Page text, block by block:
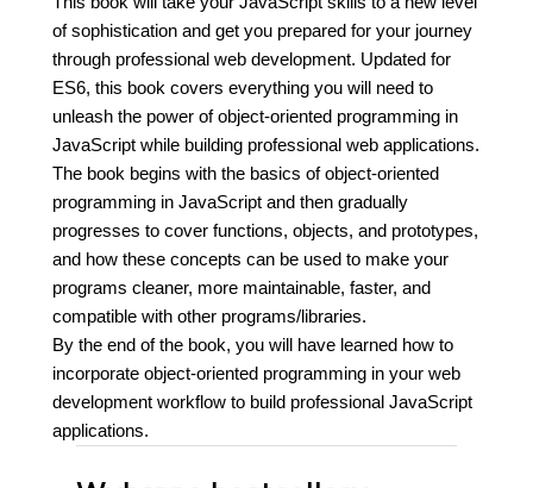
of sophistication and get you prepared for your journey
through professional web development. Updated for
ES6, this book covers everything you will need to
unleash the power of object-oriented programming in
JavaScript while building professional web applications.
The book begins with the basics of object-oriented
programming in JavaScript and then gradually
progresses to cover functions, objects, and prototypes,
and how these concepts can be used to make your
programs cleaner, more maintainable, faster, and
compatible with other programs/libraries.
By the end of the book, you will have learned how to
incorporate object-oriented programming in your web
development workflow to build professional JavaScript
applications.